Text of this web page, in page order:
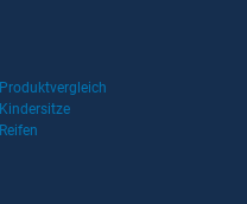
Produktvergleich
Kindersitze
Reifen